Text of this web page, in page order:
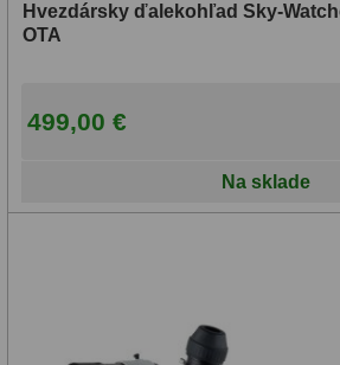
Hvezdársky ďalekohľad Sky-
OTA
499,00 €
Na sklade